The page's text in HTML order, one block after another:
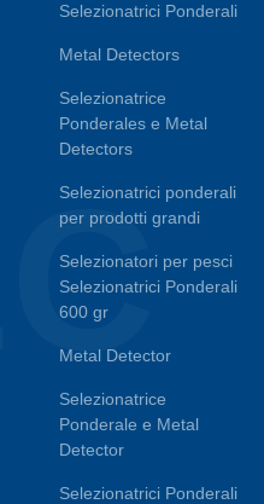
Selezionatrici Ponderali
Metal Detectors
Selezionatrice
Ponderales e Metal
Detectors
Selezionatrici ponderali
per prodotti grandi
Selezionatori per pesci
Selezionatrici Ponderali
600 gr
Metal Detector
Selezionatrice
Ponderale e Metal
Detector
Selezionatrici Ponderali